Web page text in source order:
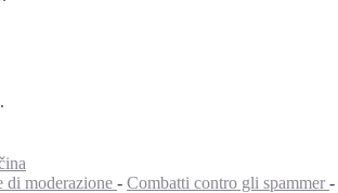
di moderazione - Combatti contro gli spammer -